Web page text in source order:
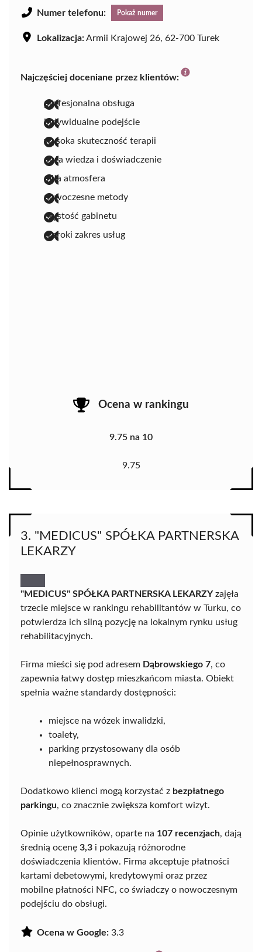
Numer telefonu: Pokaż numer
Lokalizacja:Armii Krajowej 26, 62-700 Turek
Najczęściej doceniane przez klientów:
profesjonalna obsługa
indywidualne podejście
wysoka skuteczność terapii
duża wiedza i doświadczenie
miła atmosfera
nowoczesne metody
czystość gabinetu
szeroki zakres usług
Ocena w rankingu
9.75 na 10
9.75
3. "MEDICUS" SPÓŁKA PARTNERSKA
LEKARZY
"MEDICUS" SPÓŁKA PARTNERSKA LEKARZYzajęła
trzecie miejsce w rankingu rehabilitantów w Turku, co
potwierdza ich silną pozycję na lokalnym rynku usług
rehabilitacyjnych.
Firma mieści się pod adresem Dąbrowskiego 7, co
zapewnia łatwy dostęp mieszkańcom miasta. Obiekt
spełnia ważne standardy dostępności:
miejsce na wózek inwalidzki,
toalety,
parking przystosowany dla osób
niepełnosprawnych.
Dodatkowo klienci mogą korzystać z bezpłatnego
parkingu, co znacznie zwiększa komfort wizyt.
Opinie użytkowników, oparte na 107 recenzjach, dają
średnią ocenę 3,3 i pokazują różnorodne
doświadczenia klientów. Firma akceptuje płatności
kartami debetowymi, kredytowymi oraz przez
mobilne płatności NFC, co świadczy o nowoczesnym
podejściu do obsługi.
Ocena w Google: 3.3